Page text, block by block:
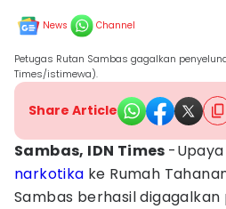
News Channel
Petugas Rutan Sambas gagalkan
Times/istimewa).
Share Article
Sambas, IDN Times -
narkotika ke Rumah
Sambas berhasil